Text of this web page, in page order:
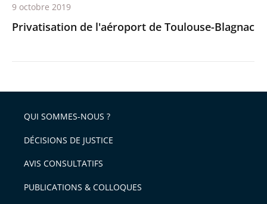
Privatisation de l'aéroport de Toulouse-Blagnac
9 octobre 2019
QUI SOMMES-NOUS ?
DÉCISIONS DE JUSTICE
AVIS CONSULTATIFS
PUBLICATIONS & COLLOQUES